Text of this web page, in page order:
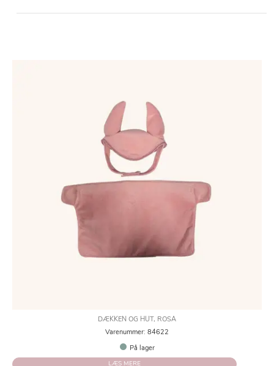
DÆKKEN OG HUT, ROSA
Varenummer: 84622
På lager
LÆS MERE